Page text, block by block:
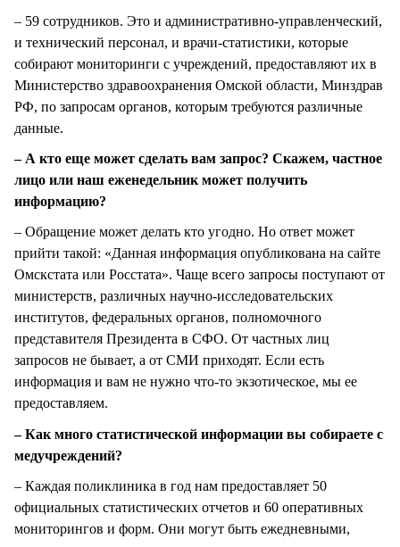
– 59 сотрудников. Это и административно-управленческий,
и технический персонал, и врачи-статистики, которые
собирают мониторинги с учреждений, предоставляют их в
Министерство здравоохранения Омской области, Минздрав
РФ, по запросам органов, которым требуются различные
данные.
– А кто еще может сделать вам запрос? Скажем, частное
лицо или наш еженедельник может получить
информацию?
– Обращение может делать кто угодно. Но ответ может
прийти такой: «Данная информация опубликована на сайте
Омскстата или Росстата». Чаще всего запросы поступают от
министерств, различных научно-исследовательских
институтов, федеральных органов, полномочного
представителя Президента в СФО. От частных лиц
запросов не бывает, а от СМИ приходят. Если есть
информация и вам не нужно что-то экзотическое, мы ее
предоставляем.
– Как много статистической информации вы собираете с
медучреждений?
– Каждая поликлиника в год нам предоставляет 50
официальных статистических отчетов и 60 оперативных
мониторингов и форм. Они могут быть ежедневными,